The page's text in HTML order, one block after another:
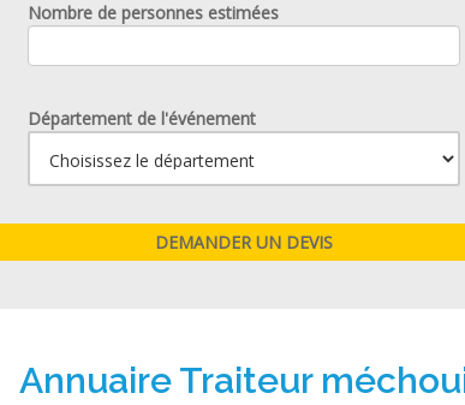
Nombre de personnes estimées
Département de l'événement
Annuaire Traiteur